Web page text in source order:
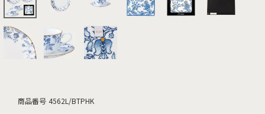
商品番号 4562L/BTPHK